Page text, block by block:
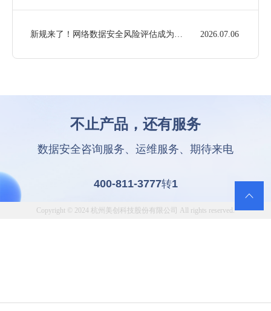
新规来了！网络数据安全风险评估成为常态化要求，企业如何高效合规？ 2026.07.06
不止产品，还有服务
数据安全咨询服务、运维服务、期待来电
400-811-3777转1
Copyright © 2024 杭州美创科技股份有限公司 All rights reserved.
